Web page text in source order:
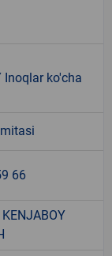
Inoqlar ko'cha
66